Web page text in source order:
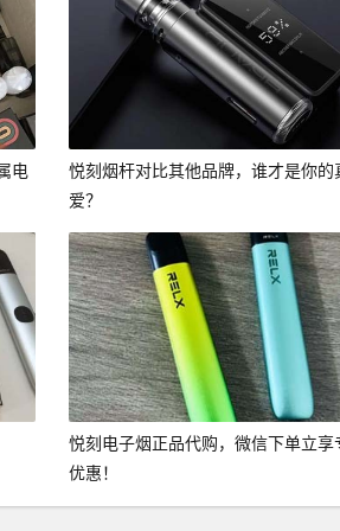
电
悦刻烟杆对比其他品牌，谁才是你的
爱？
悦刻电子烟正品代购，微信下单立享
优惠！